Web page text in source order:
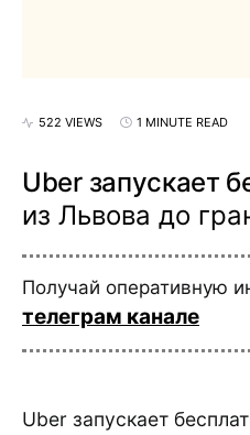
522 VIEWS 1 MINUTE READ
Uber запускает
из Львова до
Получай оперативную
телеграм канале
Uber запускает